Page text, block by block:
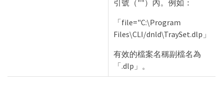
引號（""）內。例如：
「file="C:\Program
Files\CLI/dnld\TraySet.dlp」
有效的檔案名稱副檔名為
「.dlp」。